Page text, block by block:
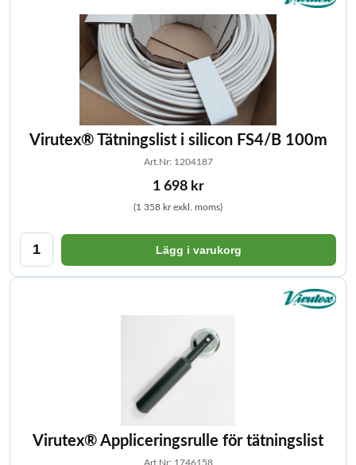
Virutex® Tätningslist i silicon FS4/B 100m
Art.Nr: 1204187
1 698 kr
(1 358 kr exkl. moms)
Lägg i varukorg
Virutex® Appliceringsrulle för tätningslist
Art.Nr: 1746158